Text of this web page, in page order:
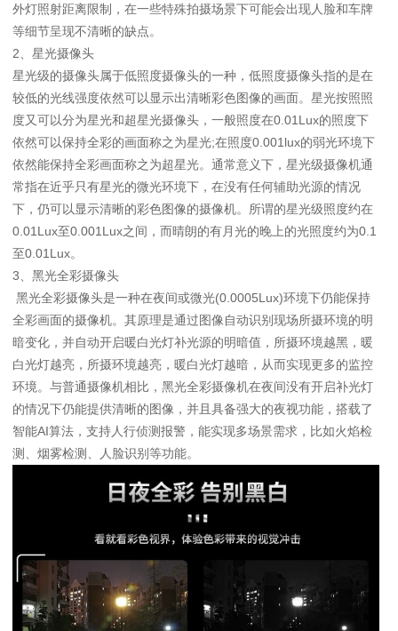
外灯照射距离限制，在一些特殊拍摄场景下可能会出现人脸和车牌
等细节呈现不清晰的缺点。
2、星光摄像头
星光级的摄像头属于低照度摄像头的一种，低照度摄像头指的是在
较低的光线强度依然可以显示出清晰彩色图像的画面。星光按照照
度又可以分为星光和超星光摄像头，一般照度在0.01Lux的照度下
依然可以保持全彩的画面称之为星光;在照度0.001lux的弱光环境下
依然能保持全彩画面称之为超星光。通常意义下，星光级摄像机通
常指在近乎只有星光的微光环境下，在没有任何辅助光源的情况
下，仍可以显示清晰的彩色图像的摄像机。所谓的星光级照度约在
0.01Lux至0.001Lux之间，而晴朗的有月光的晚上的光照度约为0.1
至0.01Lux。
3、黑光全彩摄像头
黑光全彩摄像头是一种在夜间或微光(0.0005Lux)环境下仍能保持
全彩画面的摄像机。其原理是通过图像自动识别现场所摄环境的明
暗变化，并自动开启暖白光灯补光源的明暗值，所摄环境越黑，暖
白光灯越亮，所摄环境越亮，暖白光灯越暗，从而实现更多的监控
环境。与普通摄像机相比，黑光全彩摄像机在夜间没有开启补光灯
的情况下仍能提供清晰的图像，并且具备强大的夜视功能，搭载了
智能AI算法，支持人行侦测报警，能实现多场景需求，比如火焰检
测、烟雾检测、人脸识别等功能。